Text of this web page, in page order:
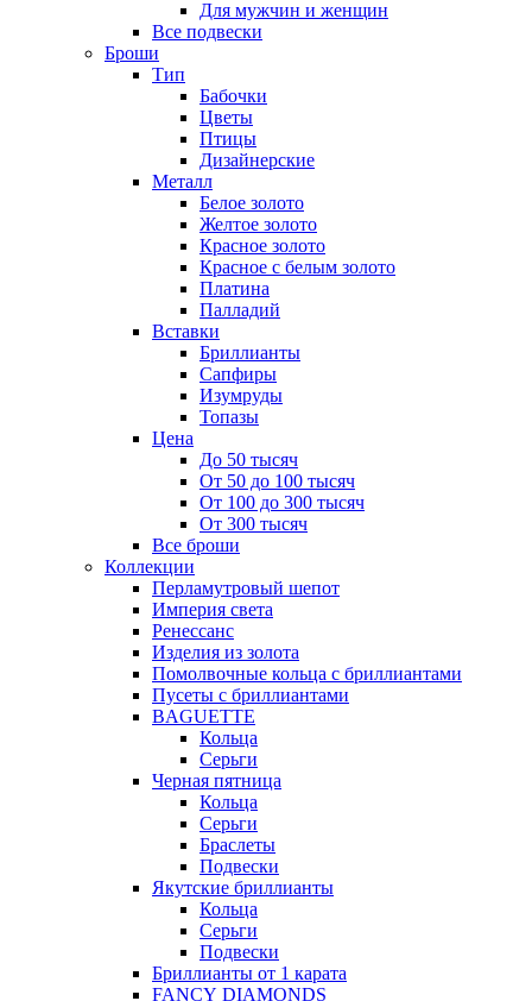
Для мужчин и женщин
Все подвески
Броши
Тип
Бабочки
Цветы
Птицы
Дизайнерские
Металл
Белое золото
Желтое золото
Красное золото
Красное с белым золото
Платина
Палладий
Вставки
Бриллианты
Сапфиры
Изумруды
Топазы
Цена
До 50 тысяч
От 50 до 100 тысяч
От 100 до 300 тысяч
От 300 тысяч
Все броши
Коллекции
Перламутровый шепот
Империя света
Ренессанс
Изделия из золота
Помолвочные кольца с бриллиантами
Пусеты с бриллиантами
BAGUETTE
Кольца
Серьги
Черная пятница
Кольца
Серьги
Браслеты
Подвески
Якутские бриллианты
Кольца
Серьги
Подвески
Бриллианты от 1 карата
FANCY DIAMONDS